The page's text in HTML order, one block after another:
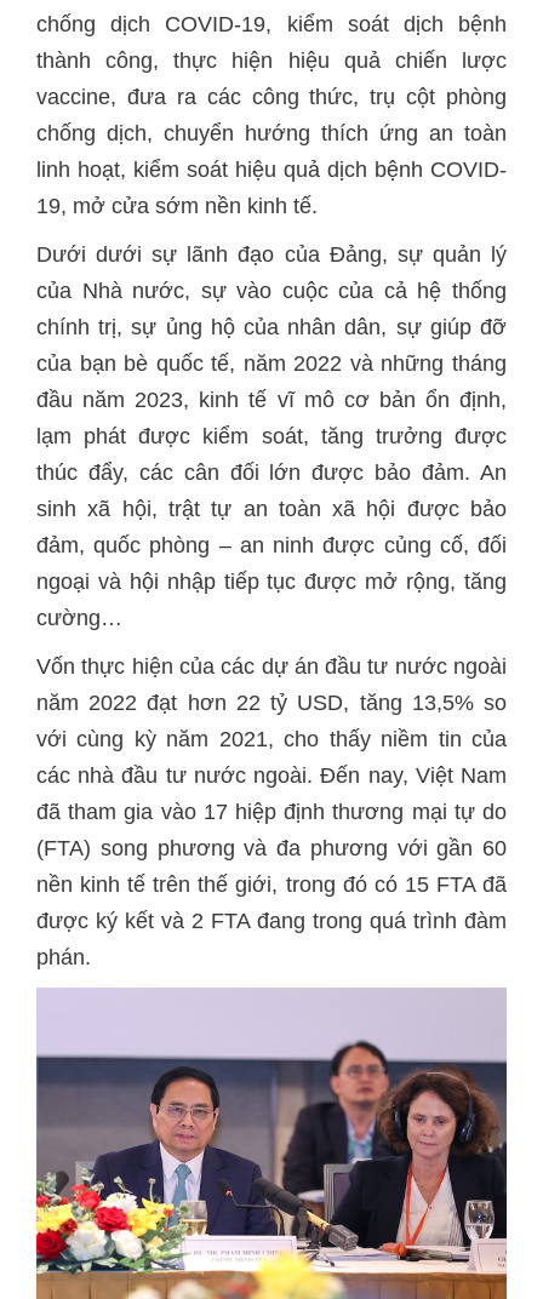
chống dịch COVID-19, kiểm soát dịch bệnh
thành công, thực hiện hiệu quả chiến lược
vaccine, đưa ra các công thức, trụ cột phòng
chống dịch, chuyển hướng thích ứng an toàn
linh hoạt, kiểm soát hiệu quả dịch bệnh COVID-
19, mở cửa sớm nền kinh tế.
Dưới dưới sự lãnh đạo của Đảng, sự quản lý
của Nhà nước, sự vào cuộc của cả hệ thống
chính trị, sự ủng hộ của nhân dân, sự giúp đỡ
của bạn bè quốc tế, năm 2022 và những tháng
đầu năm 2023, kinh tế vĩ mô cơ bản ổn định,
lạm phát được kiểm soát, tăng trưởng được
thúc đẩy, các cân đối lớn được bảo đảm. An
sinh xã hội, trật tự an toàn xã hội được bảo
đảm, quốc phòng – an ninh được củng cố, đối
ngoại và hội nhập tiếp tục được mở rộng, tăng
cường…
Vốn thực hiện của các dự án đầu tư nước ngoài
năm 2022 đạt hơn 22 tỷ USD, tăng 13,5% so
với cùng kỳ năm 2021, cho thấy niềm tin của
các nhà đầu tư nước ngoài. Đến nay, Việt Nam
đã tham gia vào 17 hiệp định thương mại tự do
(FTA) song phương và đa phương với gần 60
nền kinh tế trên thế giới, trong đó có 15 FTA đã
được ký kết và 2 FTA đang trong quá trình đàm
phán.